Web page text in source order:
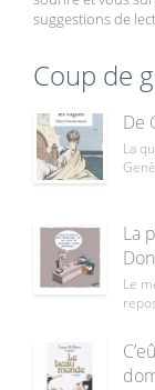
suggestions de
Coup de
De
La
La
Le